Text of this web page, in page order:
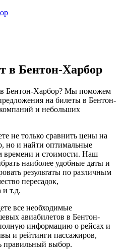
в Бентон-Харбор
Бентон-Харбор? Мы поможем
на билеты в Бентон-
и небольших
не только сравнить цены на
но и найти оптимальные
времени и стоимости. Наш
наиболее удобные даты и
результаты по различным
пересадок,
и т.д.
все необходимые
авиабилетов в Бентон-
информацию о рейсах и
и рейтинги пассажиров,
правильный выбор.